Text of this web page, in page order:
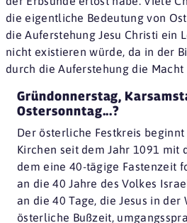
die eigentliche Bedeutung von
die Auferstehung Jesu Christi ein
nicht existieren würde, da in der
durch die Auferstehung die Macht
Gründonnerstag,
Ostersonntag...?
Der österliche Festkreis
Kirchen seit dem Jahr 1091 mit
dem eine 40-tägige Fastenzeit
an die 40 Jahre des Volkes
an die 40 Tage, die Jesus in der
österliche Bußzeit,